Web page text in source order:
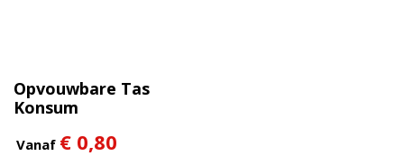
Opvouwbare Tas
Konsum
Vanaf € 0,80